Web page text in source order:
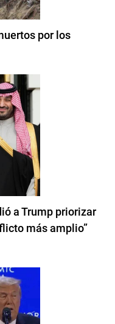
por los
a Trump priorizar
más amplio”